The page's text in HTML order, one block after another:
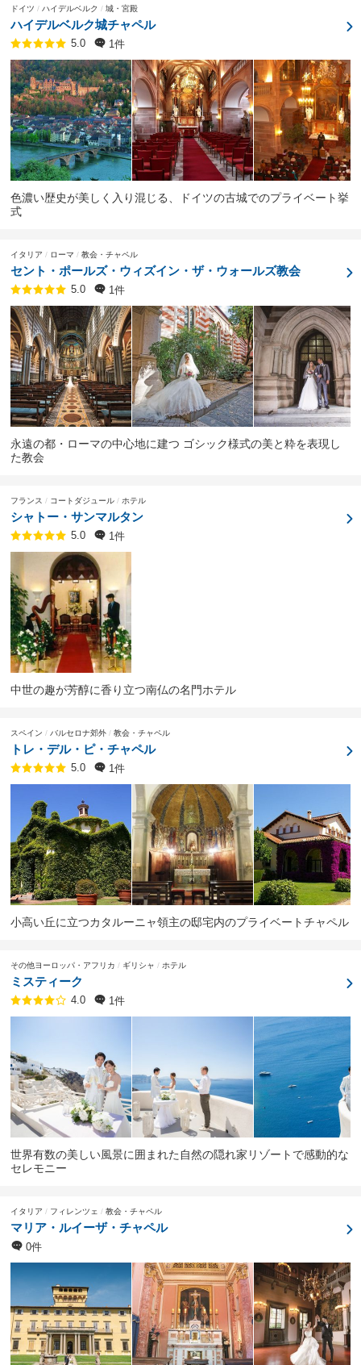
ドイツ ハイデルベルク 城・宮殿
ハイデルベルク城チャペル
5.0 1件
色濃い歴史が美しく入り混じる、ドイツの古城でのプライベート挙
式
イタリア ローマ 教会・チャペル
セント・ポールズ・ウィズイン・ザ・ウォールズ教会
5.0 1件
永遠の都・ローマの中心地に建つ ゴシック様式の美と粋を表現し
た教会
フランス コートダジュール ホテル
シャトー・サンマルタン
5.0 1件
中世の趣が芳醇に香り立つ南仏の名門ホテル
スペイン バルセロナ郊外 教会・チャペル
トレ・デル・ピ・チャペル
5.0 1件
小高い丘に立つカタルーニャ領主の邸宅内のプライベートチャペル
その他ヨーロッパ・アフリカ ギリシャ ホテル
ミスティーク
4.0 1件
世界有数の美しい風景に囲まれた自然の隠れ家リゾートで感動的な
セレモニー
イタリア フィレンツェ 教会・チャペル
マリア・ルイーザ・チャペル
0件